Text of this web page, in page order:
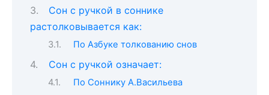
Сон c ручкой в соннике
растолковывается как:
По Азбуке толкованию снов
Сон с ручкой означает:
По Соннику А.Васильева